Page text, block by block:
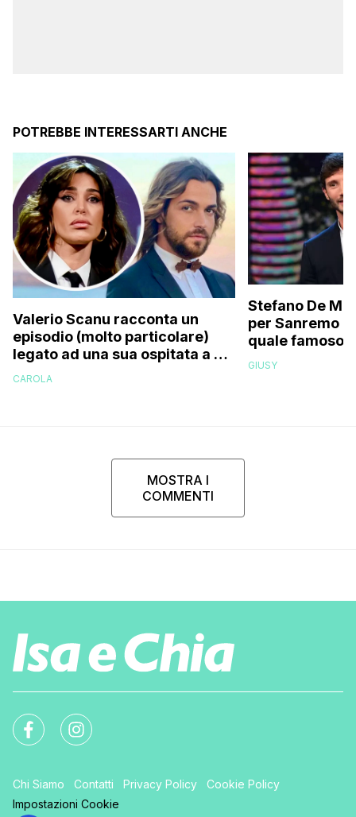
POTREBBE INTERESSARTI ANCHE
Valerio Scanu racconta un
episodio (molto particolare)
legato ad una sua ospitata a Le
Iene mai andata in onda: “Belen
CAROLA
Stefano De
per Sanremo
quale famoso
relativo
GIUSY
MOSTRA I
COMMENTI
Chi Siamo Contatti Privacy Policy
Cookie Policy
Impostazioni Cookie